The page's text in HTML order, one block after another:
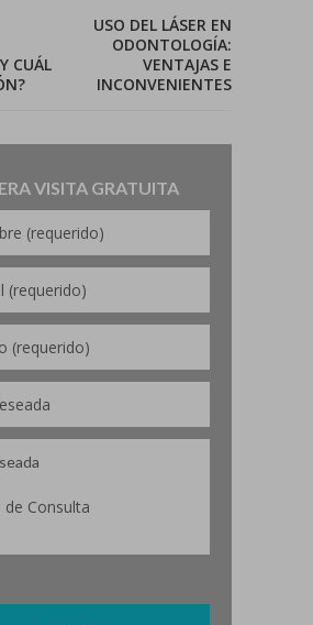
CUÁL
USO DEL LÁSER EN
ODONTOLOGÍA:
VENTAJAS E
INCONVENIENTES
VISITA GRATUITA